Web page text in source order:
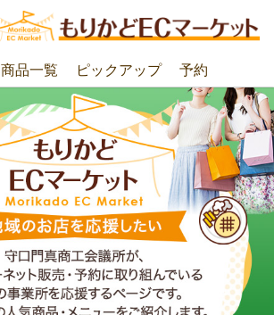
商品一覧 ピックアップ 予約